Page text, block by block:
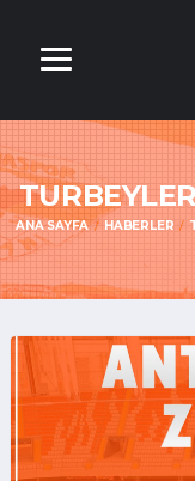
ANA SAYFA HABERLER